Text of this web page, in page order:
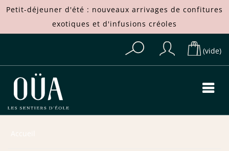
Petit-déjeuner d'été : nouveaux arrivages de confitures
exotiques et d'infusions créoles
(vide)